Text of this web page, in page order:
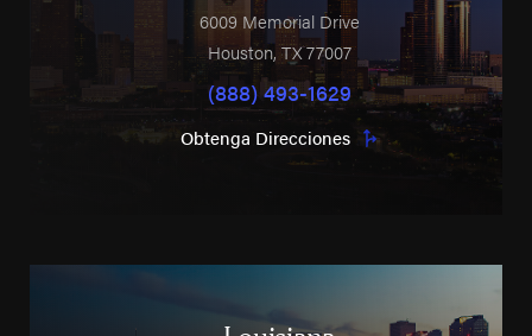
6009 Memorial Drive
Houston,TX 77007
(888) 493-1629
Obtenga Direcciones